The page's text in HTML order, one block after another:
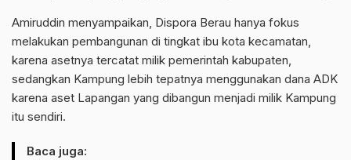
‎Amiruddin menyampaikan, Dispora Berau hanya fokus
melakukan pembangunan di tingkat ibu kota kecamatan,
karena asetnya tercatat milik pemerintah kabupaten,
sedangkan Kampung lebih tepatnya menggunakan dana ADK
karena aset Lapangan yang dibangun menjadi milik Kampung
itu sendiri.
Baca juga: